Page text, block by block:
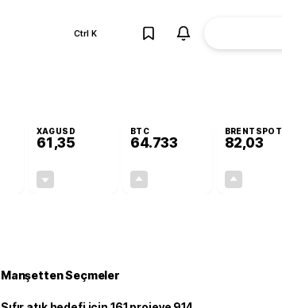
Ctrl K
XAGUSD
61,35
BTC
64.733
BRENTSPOT
82,03
Manşetten Seçmeler